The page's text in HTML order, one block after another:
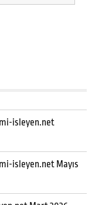
isleyen.net
isleyen.net Mayıs